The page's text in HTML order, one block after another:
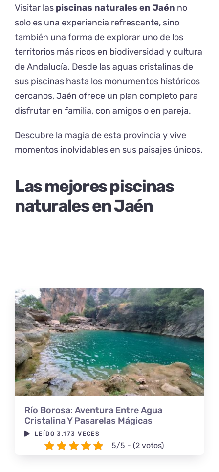
Visitar las piscinas naturales en Jaén no
solo es una experiencia refrescante, sino
también una forma de explorar uno de los
territorios más ricos en biodiversidad y cultura
de Andalucía. Desde las aguas cristalinas de
sus piscinas hasta los monumentos históricos
cercanos, Jaén ofrece un plan completo para
disfrutar en familia, con amigos o en pareja.
Descubre la magia de esta provincia y vive
momentos inolvidables en sus paisajes únicos.
Las mejores piscinas
naturales en Jaén
Río Borosa: Aventura Entre Agua
Cristalina Y Pasarelas Mágicas
LEÍDO 3.173 VECES
5/5 - (2 votos)